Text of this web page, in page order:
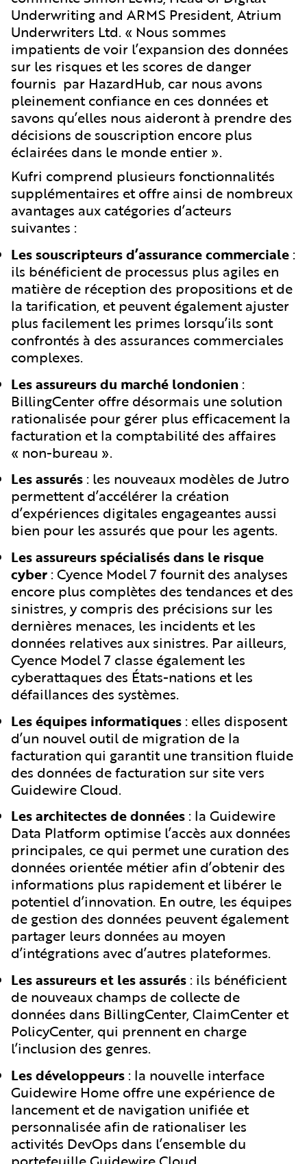
Underwriting and ARMS President, Atrium
Underwriters Ltd. « Nous sommes
impatients de voir l’expansion des données
sur les risques et les scores de danger
fournis par HazardHub, car nous avons
pleinement confiance en ces données et
savons qu’elles nous aideront à prendre des
décisions de souscription encore plus
éclairées dans le monde entier ».
Kufri comprend plusieurs fonctionnalités
supplémentaires et offre ainsi de nombreux
avantages aux catégories d’acteurs
suivantes :
Les souscripteurs d’assurance commerciale :
ils bénéficient de processus plus agiles en
matière de réception des propositions et de
la tarification, et peuvent également ajuster
plus facilement les primes lorsqu’ils sont
confrontés à des assurances commerciales
complexes.
Les assureurs du marché londonien :
BillingCenter offre désormais une solution
rationalisée pour gérer plus efficacement la
facturation et la comptabilité des affaires
« non-bureau ».
Les assurés : les nouveaux modèles de Jutro
permettent d’accélérer la création
d’expériences digitales engageantes aussi
bien pour les assurés que pour les agents.
Les assureurs spécialisés dans le risque
cyber : Cyence Model 7 fournit des analyses
encore plus complètes des tendances et des
sinistres, y compris des précisions sur les
dernières menaces, les incidents et les
données relatives aux sinistres. Par ailleurs,
Cyence Model 7 classe également les
cyberattaques des États-nations et les
défaillances des systèmes.
Les équipes informatiques : elles disposent
d’un nouvel outil de migration de la
facturation qui garantit une transition fluide
des données de facturation sur site vers
Guidewire Cloud.
Les architectes de données : la Guidewire
Data Platform optimise l’accès aux données
principales, ce qui permet une curation des
données orientée métier afin d’obtenir des
informations plus rapidement et libérer le
potentiel d’innovation. En outre, les équipes
de gestion des données peuvent également
partager leurs données au moyen
d’intégrations avec d’autres plateformes.
Les assureurs et les assurés : ils bénéficient
de nouveaux champs de collecte de
données dans BillingCenter, ClaimCenter et
PolicyCenter, qui prennent en charge
l’inclusion des genres.
Les développeurs : la nouvelle interface
Guidewire Home offre une expérience de
lancement et de navigation unifiée et
personnalisée afin de rationaliser les
activités DevOps dans l’ensemble du